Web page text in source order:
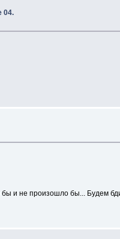
04.
бы и не произошло бы... Будем